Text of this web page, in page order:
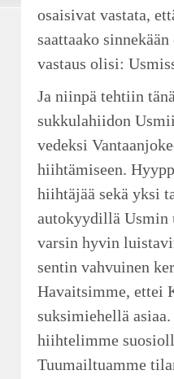
osaisivat vastata,
saattaako
vastaus olisi:
Ja niinpä tehtiin
sukkulahiidon
vedeksi
hiihtämiseen.
hiihtäjää sekä yksi
autokyydillä Usmin
varsin hyvin
sentin vahvuinen
Havaitsimme, ettei
suksimiehellä
hiihtelimme
Tuumailtuamme